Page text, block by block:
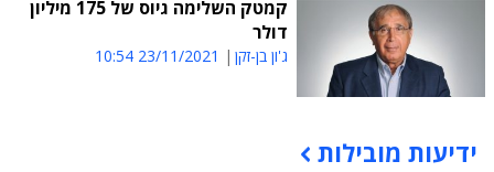
קמטק השלימה גיוס של 175 מיליון
דולר
ג'ון בן-זקן 23/11/2021 10:54
תוכן פרסומי
ידיעות מובילות